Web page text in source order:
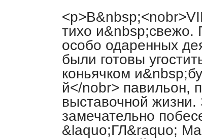
тихо и&nbsp;свежо.
особо одаренных
были готовы
коньячком
й</nobr> павильон,
выставочной
замечательно
&laquo;ГЛ&raquo;